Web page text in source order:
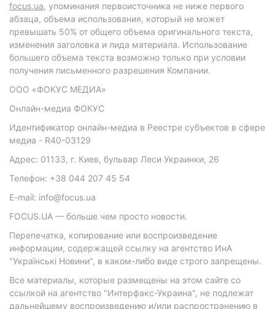
focus.ua, упоминания первоисточника не ниже первого
абзаца, объема использования, который не может
превышать 50% от общего объема оригинального текста,
изменения заголовка и лида материала. Использование
большего объема текста возможно только при условии
получения письменного разрешения Компании.
ООО «ФОКУС МЕДИА»
Онлайн-медиа ФОКУС
Идентификатор онлайн-медиа в Реестре субъектов в сфере
медиа - R40-03129
Адрес: 01133, г. Киев, бульвар Леси Украинки, 26
Телефон: +38 044 207 45 54
E-mail: info@focus.ua
FOCUS.UA — больше чем просто новости.
Перепечатка, копирование или воспроизведение
информации, содержащей ссылку на агентство ИнА
"Українські Новини", в каком-либо виде строго запрещены.
Все материалы, которые размещены на этом сайте со
ссылкой на агентство "Интерфакс-Украина", не подлежат
дальнейшему воспроизведению и/или распространению в